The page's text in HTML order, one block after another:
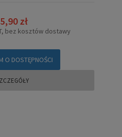
zł
bez kosztów dostawy
O DOSTĘPNOŚCI